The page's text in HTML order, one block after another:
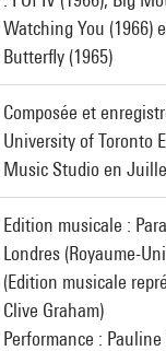
Watching You (1966)
Butterfly (1965)
Composée et
University of Toronto
Music Studio en
Edition musicale :
Londres (Royaume-
(Edition musicale
Clive Graham)
Performance : Pauline